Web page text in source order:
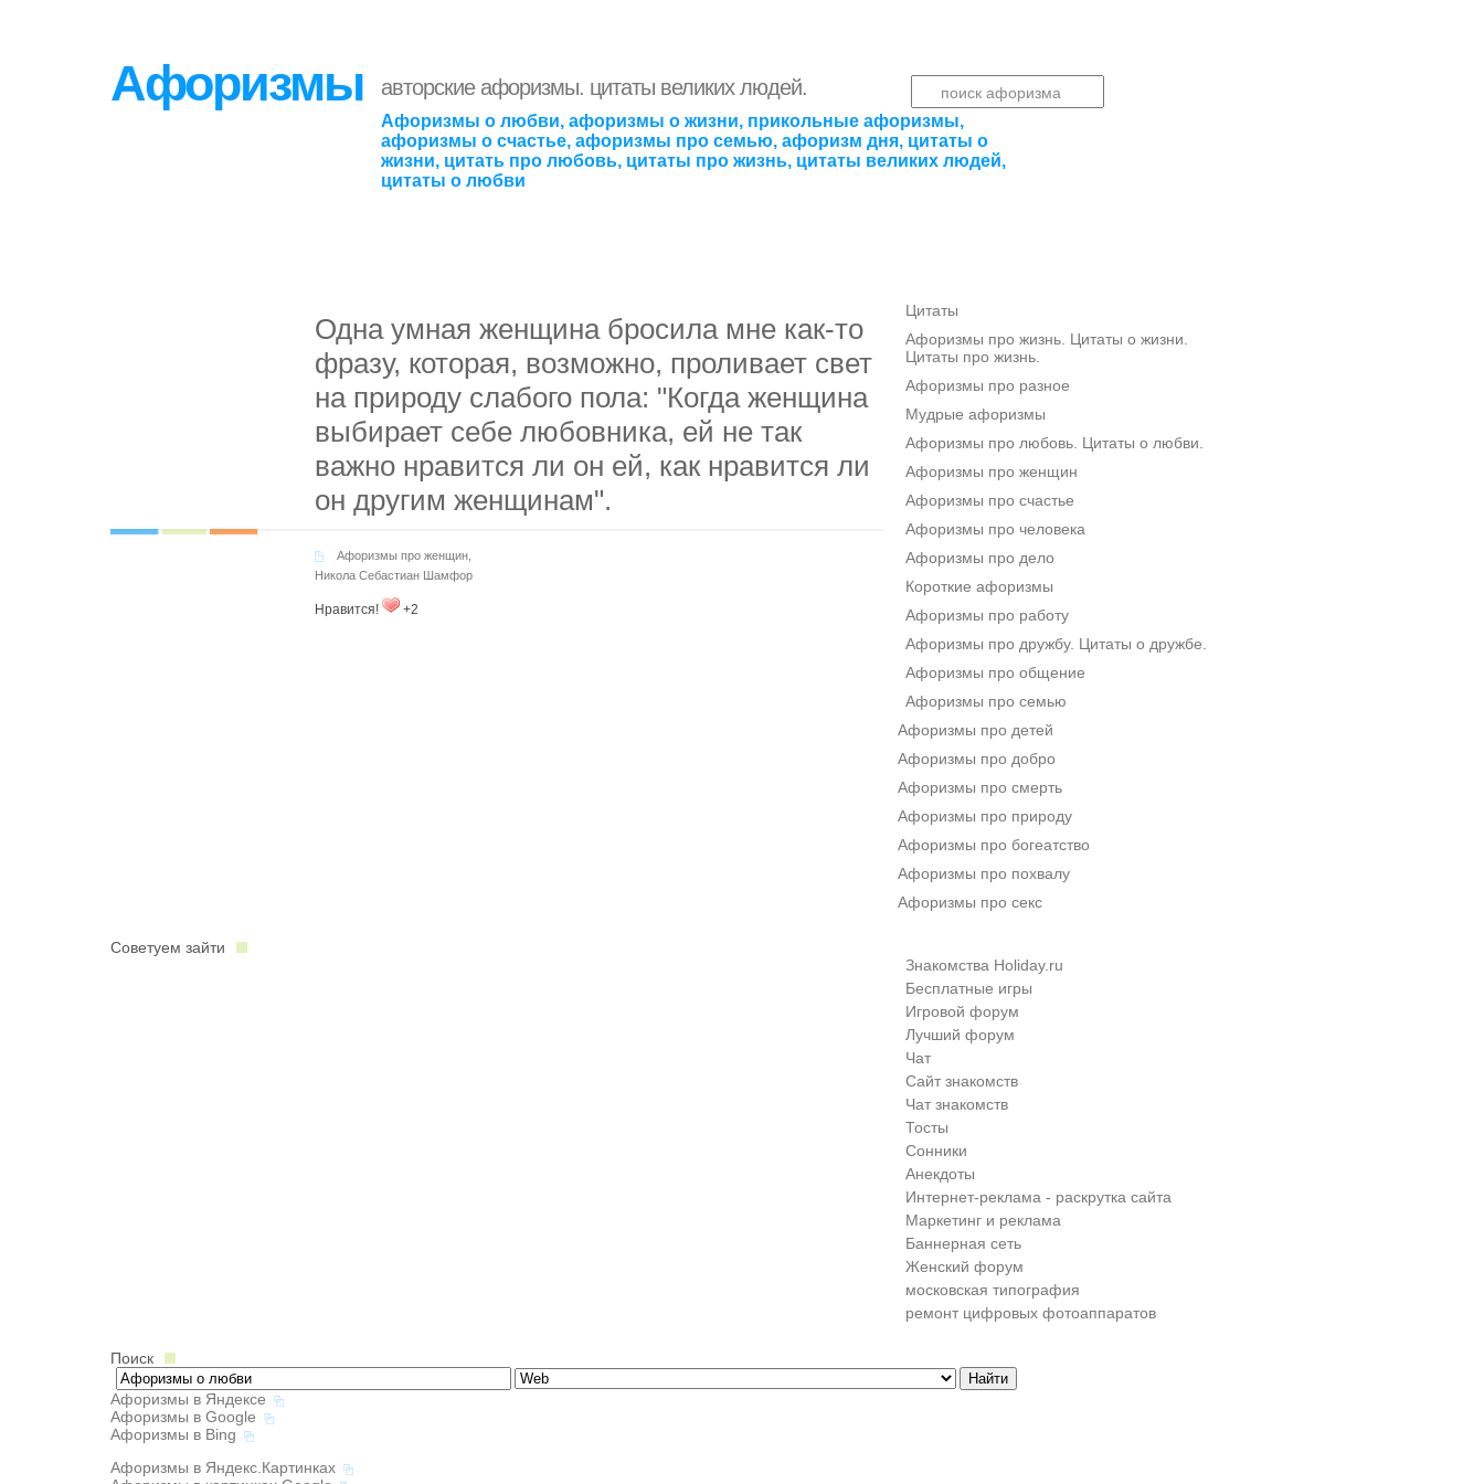
Афоризмы авторские афоризмы. цитаты великих людей.
Афоризмы о любви, афоризмы о жизни, прикольные афоризмы,
афоризмы о счастье, афоризмы про семью, афоризм дня, цитаты о
жизни, цитать про любовь, цитаты про жизнь, цитаты великих людей,
цитаты о любви
Одна умная женщина бросила мне как-то
фразу, которая, возможно, проливает свет
на природу слабого пола: "Когда женщина
выбирает себе любовника, ей не так
важно нравится ли он ей, как нравится ли
он другим женщинам".
Афоризмы про женщин
Никола Себастиан Шамфор
Нравится! +2
Цитаты
Афоризмы про жизнь. Цитаты о жизни.
Цитаты про жизнь.
Афоризмы про разное
Мудрые афоризмы
Афоризмы про любовь. Цитаты о любви.
Афоризмы про женщин
Афоризмы про счастье
Афоризмы про человека
Афоризмы про дело
Короткие афоризмы
Афоризмы про работу
Афоризмы про дружбу. Цитаты о дружбе.
Афоризмы про общение
Афоризмы про семью
Афоризмы про детей
Афоризмы про добро
Афоризмы про смерть
Афоризмы про природу
Афоризмы про богеатство
Афоризмы про похвалу
Афоризмы про секс
Советуем зайти
Знакомства Holiday.ru
Бесплатные игры
Игровой форум
Лучший форум
Чат
Сайт знакомств
Чат знакомств
Тосты
Сонники
Анекдоты
Интернет-реклама - раскрутка сайта
Маркетинг и реклама
Баннерная сеть
Женский форум
московская типография
ремонт цифровых фотоаппаратов
Поиск
Афоризмы в Яндексе
Афоризмы в Google
Афоризмы в Bing
Афоризмы в Яндекс.Картинках